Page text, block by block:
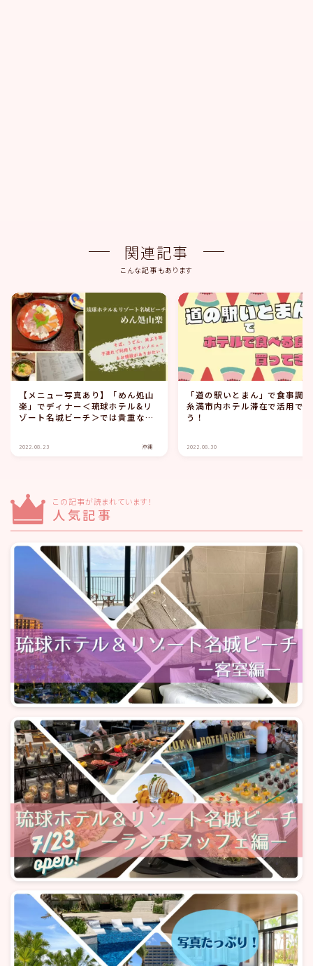
関連記事
こんな記事もあります
【メニュー写真あり】「めん処山
楽」でディナー＜琉球ホテル&リ
ゾート名城ビーチ＞では貴重なラ
2022.08.23 沖縄
「道の駅いとまん」で食事調
糸満市内ホテル滞在で活用で
う！
2022.08.30
この記事が読まれています！
人気記事